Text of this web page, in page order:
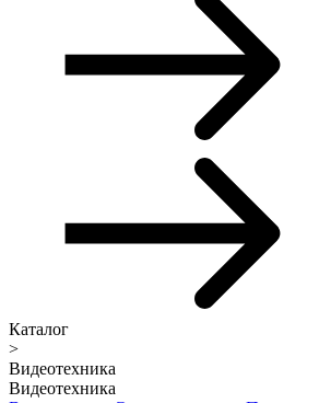
Каталог
>
Видеотехника
Видеотехника